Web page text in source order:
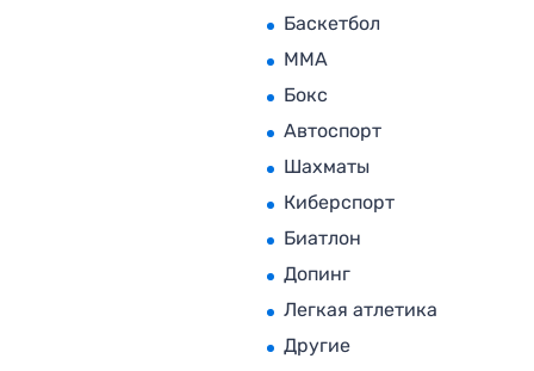
Баскетбол
MMA
Бокс
Автоспорт
Шахматы
Киберспорт
Биатлон
Допинг
Легкая атлетика
Другие